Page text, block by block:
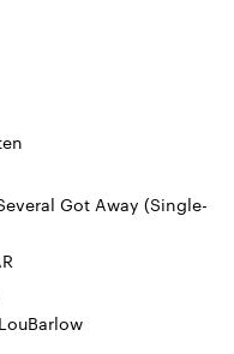
Got Away (Single-